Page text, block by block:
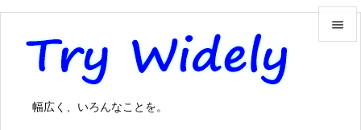
幅広く、いろんなことを。
